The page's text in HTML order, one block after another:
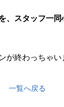
、スタッフ一同
が終わっちゃい
一覧へ戻る